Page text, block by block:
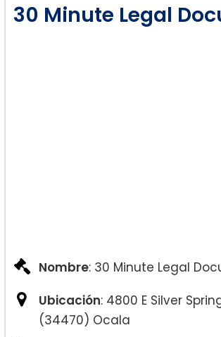
30 Minute Legal
Nombre: 30 Minute Legal
Ubicación: 4800 E Silver
(34470) Ocala